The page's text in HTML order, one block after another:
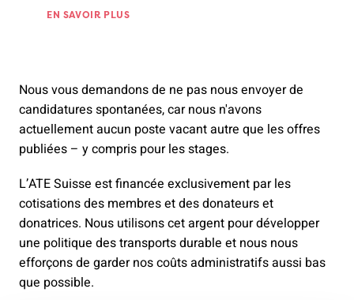
EN SAVOIR PLUS
Nous vous demandons de ne pas nous envoyer de
candidatures spontanées, car nous n'avons
actuellement aucun poste vacant autre que les offres
publiées – y compris pour les stages.
L’ATE Suisse est financée exclusivement par les
cotisations des membres et des donateurs et
donatrices. Nous utilisons cet argent pour développer
une politique des transports durable et nous nous
efforçons de garder nos coûts administratifs aussi bas
que possible.